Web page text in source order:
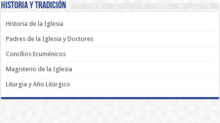
Historia y Tradición
Historia de la Iglesia
Padres de la Iglesia y Doctores
Concílios Ecuménicos
Magisterio de la Iglesia
Liturgia y Año Litúrgico